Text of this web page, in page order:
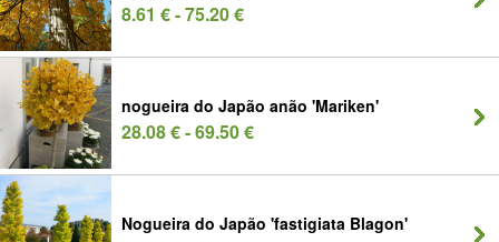
8.61 € - 75.20 €
nogueira do Japão anão 'Mariken'
28.08 € - 69.50 €
Nogueira do Japão 'fastigiata Blagon'